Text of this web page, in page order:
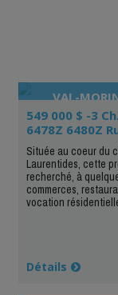
VAL-
549 000 $ -3 Ch.
6478Z 6480Z
Située au coeur du
Laurentides, cette
recherché, à
commerces,
vocation
Détails